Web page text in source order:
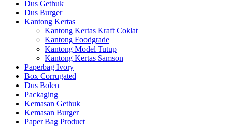
Dus Gethuk
Dus Burger
Kantong Kertas
Kantong Kertas Kraft Coklat
Kantong Foodgrade
Kantong Model Tutup
Kantong Kertas Samson
Paperbag Ivory
Box Corrugated
Dus Bolen
Packaging
Kemasan Gethuk
Kemasan Burger
Paper Bag Product